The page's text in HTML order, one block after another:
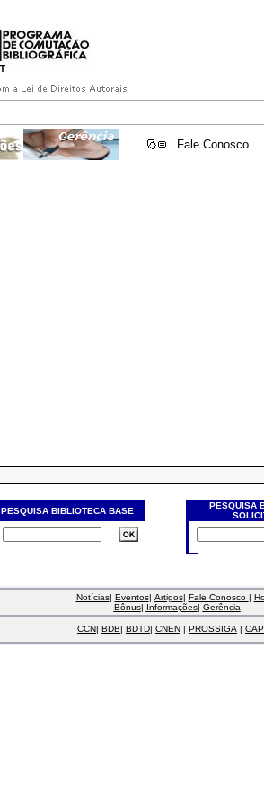
Fale Conosco
PESQUISA BIBLIOTECA BASE
PESQUISA
Notícias| Eventos| Artigos| Fale Conosco |
Bônus| Informações| Gerência
CCN| BDB| BDTD| CNEN | PROSSIGA |